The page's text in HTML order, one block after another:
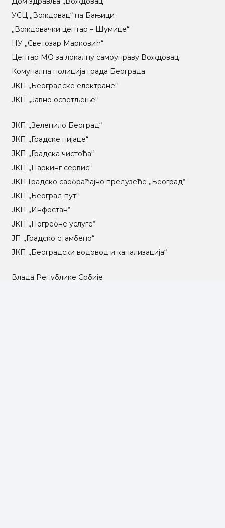
УСЦ „Вождовац“ на Бањици
„Вождовачки центар – Шумице“
НУ „Светозар Марковић“
Центар МO за локалну самоуправу Вождовац
Комунална полиција града Београда
ЈКП „Београдске електране“
ЈКП „Јавно осветљење“
ЈКП „Зеленило Београд“
ЈКП „Градске пијаце“
ЈКП „Градска чистоћа“
ЈКП „Паркинг сервис“
ЈКП Градско саобраћајно предузеће „Београд“
ЈКП „Београд пут“
ЈКП „Инфостан“
ЈКП „Погребне услуге“
ЈП „Градско стамбено“
ЈКП „Београдски водовод и канализација“
Влада Републике Србије